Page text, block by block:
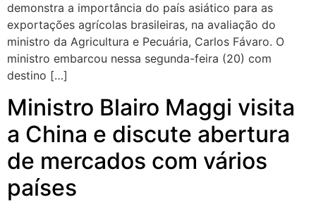
demonstra a importância do país asiático para as
exportações agrícolas brasileiras, na avaliação do
ministro da Agricultura e Pecuária, Carlos Fávaro. O
ministro embarcou nessa segunda-feira (20) com
destino […]
Ministro Blairo Maggi visita
a China e discute abertura
de mercados com vários
países